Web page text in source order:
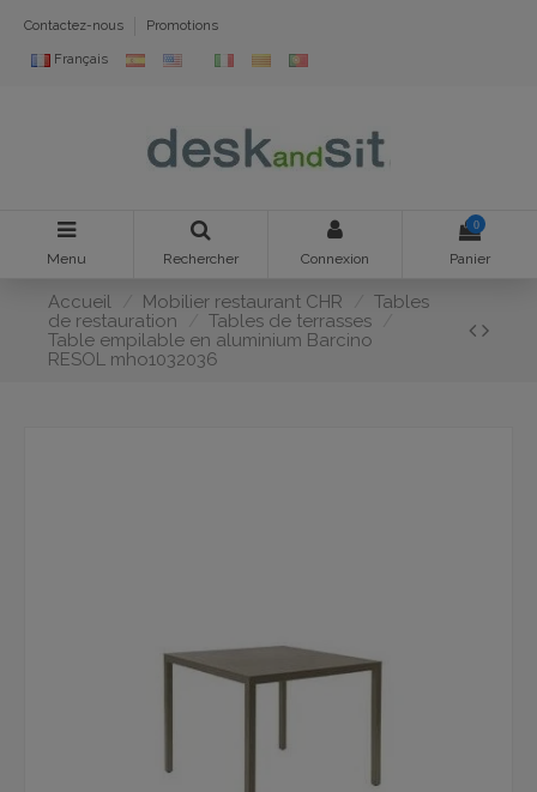
Contactez-nous Promotions
Français
Menu Rechercher Connexion
0
Panier
Accueil Mobilier restaurant CHR
Tables
de restauration
Tables de terrasses
Table empilable en aluminium Barcino
RESOL mho1032036